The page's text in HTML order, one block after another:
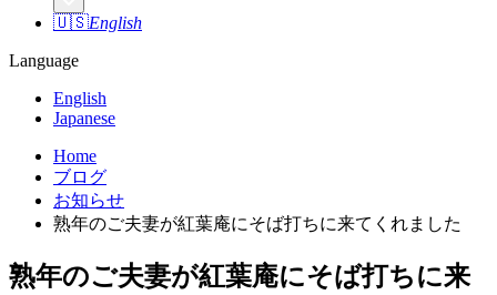
🇺🇸English
Language
English
Japanese
Home
ブログ
お知らせ
熟年のご夫妻が紅葉庵にそば打ちに来てくれました
熟年のご夫妻が紅葉庵にそば打ちに来